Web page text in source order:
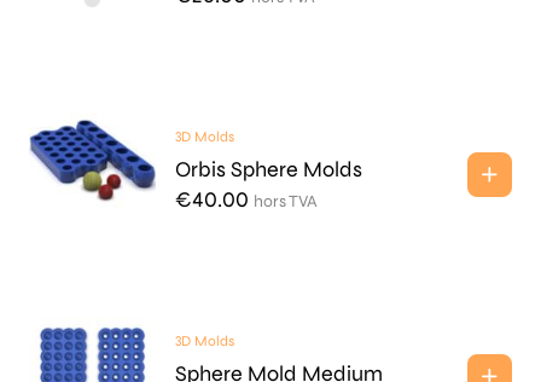
3D Molds
Orbis Sphere Molds
€40.00 hors TVA
3D Molds
Sphere Mold Medium